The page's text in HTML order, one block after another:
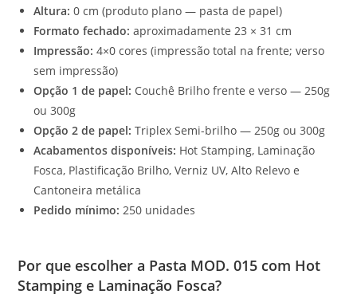
Altura: 0 cm (produto plano — pasta de papel)
Formato fechado: aproximadamente 23 × 31 cm
Impressão: 4×0 cores (impressão total na frente; verso
sem impressão)
Opção 1 de papel: Couchê Brilho frente e verso — 250g
ou 300g
Opção 2 de papel: Triplex Semi-brilho — 250g ou 300g
Acabamentos disponíveis: Hot Stamping, Laminação
Fosca, Plastificação Brilho, Verniz UV, Alto Relevo e
Cantoneira metálica
Pedido mínimo: 250 unidades
Por que escolher a Pasta MOD. 015 com Hot
Stamping e Laminação Fosca?